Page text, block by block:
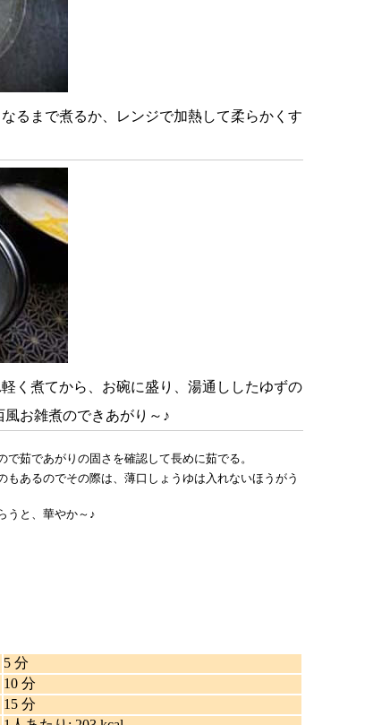
るまで煮るか、レンジで加熱して柔らかくす
く煮てから、お碗に盛り、湯通ししたゆずの
お雑煮のできあがり～♪
で茹であがりの固さを確認して長めに茹でる。
もあるのでその際は、薄口しょうゆは入れないほうがう
うと、華やか～♪
5 分
10 分
15 分